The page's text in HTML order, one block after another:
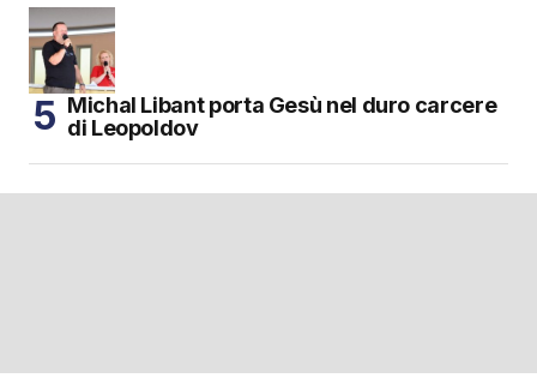
Michal Libant porta Gesù nel duro carcere
di Leopoldov